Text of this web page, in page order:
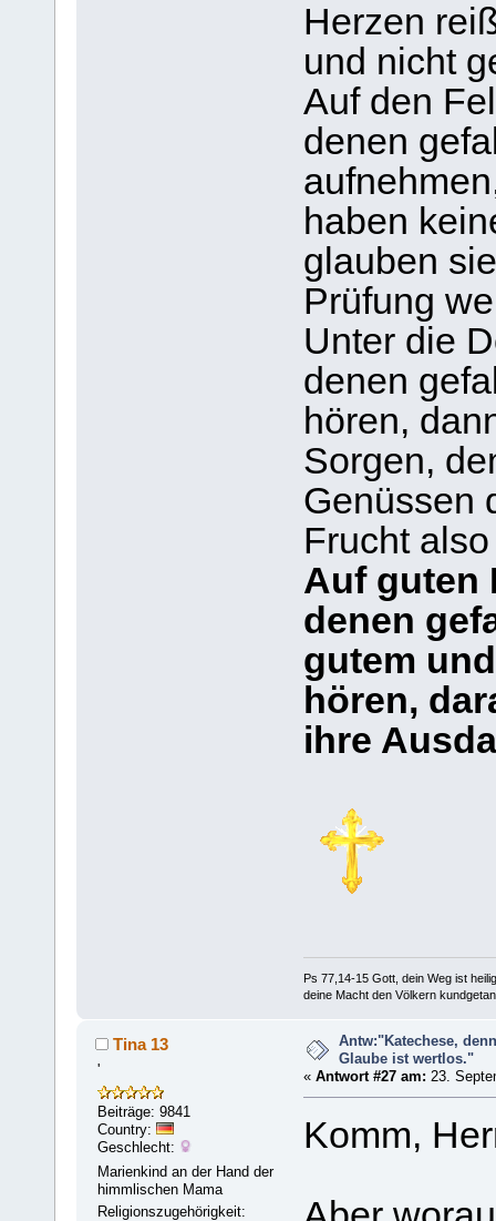
Herzen
und nicht
Auf den
denen
haben
glauben
Prüfung
Unter die
denen
hören,
Sorgen,
Genüssen
Frucht
Auf guten
denen
gutem
hören,
ihre
Ps 77,14-15 Gott, dein Weg ist
deine Macht den Völkern
Tina 13
'
Beiträge: 9841
Country:
Geschlecht:
Marienkind an der Hand der
himmlischen Mama
Religionszugehörigkeit:
Antw:"Katechese,
Glaube ist wertlos."
« Antwort #27 am: 23.
Komm,